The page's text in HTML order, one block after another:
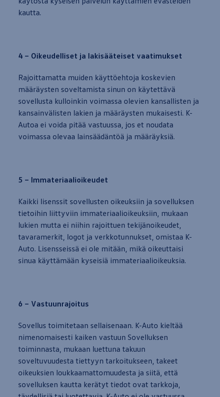
kautta.
4 – Oikeudelliset ja lakisääteiset vaatimukset
Rajoittamatta muiden käyttöehtoja koskevien
määräysten soveltamista sinun on käytettävä
sovellusta kulloinkin voimassa olevien kansallisten ja
kansainvälisten lakien ja määräysten mukaisesti. K-
Autoa ei voida pitää vastuussa, jos et noudata
voimassa olevaa lainsäädäntöä ja määräyksiä.
5 – Immateriaalioikeudet
Kaikki lisenssit sovellusten oikeuksiin ja sovelluksen
tietoihin liittyviin immateriaalioikeuksiin, mukaan
lukien mutta ei niihin rajoittuen tekijänoikeudet,
tavaramerkit, logot ja verkkotunnukset, omistaa K-
Auto. Lisensseissä ei ole mitään, mikä oikeuttaisi
sinua käyttämään kyseisiä immateriaalioikeuksia.
6 – Vastuunrajoitus
Sovellus toimitetaan sellaisenaan. K-Auto kieltää
nimenomaisesti kaiken vastuun Sovelluksen
toiminnasta, mukaan luettuna takuun
soveltuvuudesta tiettyyn tarkoitukseen, takeet
oikeuksien loukkaamattomuudesta ja siitä, että
sovelluksen kautta kerätyt tiedot ovat tarkkoja,